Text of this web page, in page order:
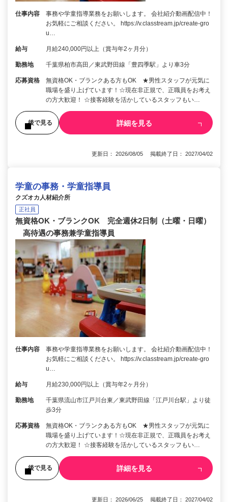
仕事内容
事務や学童指導業務をお願いします。 会社紹介動画配信中！
お気軽にご相談ください。 https://v.classtream.jp/create-gro
u…
給与 月給240,000円以上（賞与年2ヶ月分）
勤務地 千葉県柏市高田／東武野田線「豊四季駅」より車3分
応募資格
無資格OK・ブランクある方もOK ★男性スタッフが元気に
職場を盛り上げています！☆現在非正規で、正職員をお考え
の方大歓迎！ ☆接客経験を活かしているスタッフもい…
後で見る 詳細を見る
更新日： 2026/08/05 掲載終了日： 2027/04/02
学童の事務・学童指導員
クズオカ人材紹介所
正社員
無資格OK・ブランクOK 完全週休2日制（土曜・日曜）
高待遇の事務兼学童指導員
仕事内容
事務や学童指導業務をお願いします。 会社紹介動画配信中！
お気軽にご相談ください。 https://v.classtream.jp/create-gro
u…
給与 月給230,000円以上（賞与年2ヶ月分）
勤務地
千葉県流山市江戸川台東／東武野田線「江戸川台駅」より徒
歩3分
応募資格
無資格OK・ブランクある方もOK ★男性スタッフが元気に
職場を盛り上げています！☆現在非正規で、正職員をお考え
の方大歓迎！ ☆接客経験を活かしているスタッフもい…
後で見る 詳細を見る
更新日： 2026/06/25 掲載終了日： 2027/04/02